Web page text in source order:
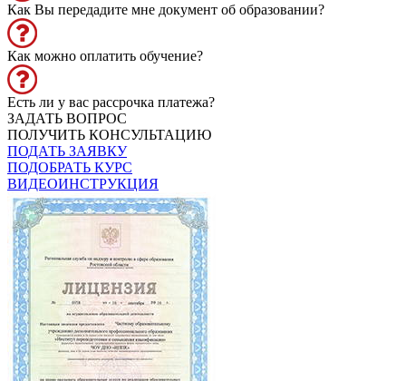
Как Вы передадите мне документ об образовании?
Как можно оплатить обучение?
Есть ли у вас рассрочка платежа?
ЗАДАТЬ ВОПРОС
ПОЛУЧИТЬ КОНСУЛЬТАЦИЮ
ПОДАТЬ ЗАЯВКУ
ПОДОБРАТЬ КУРС
ВИДЕОИНСТРУКЦИЯ